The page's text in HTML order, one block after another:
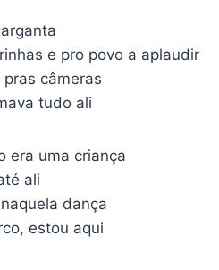
e pro povo a aplaudir
câmeras
tudo ali
era uma criança
ali
dança
estou aqui